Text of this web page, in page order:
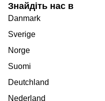
Знайдіть нас в
Danmark
Sverige
Norge
Suomi
Deutchland
Nederland